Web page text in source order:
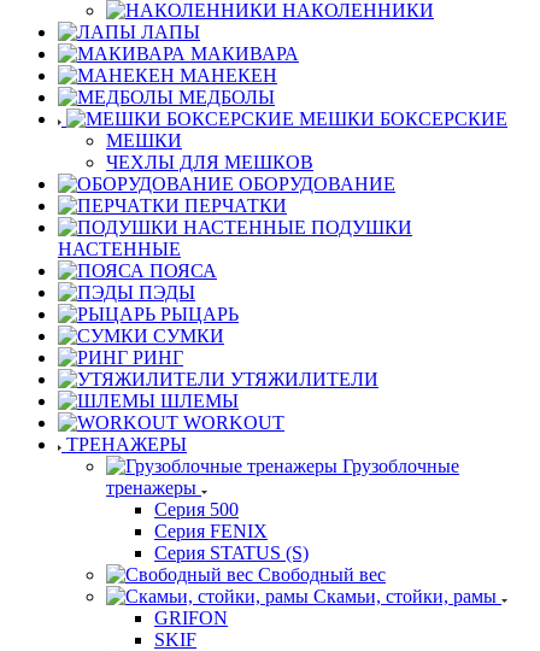
НАКОЛЕННИКИ
ЛАПЫ
МАКИВАРА
МАНЕКЕН
МЕДБОЛЫ
МЕШКИ БОКСЕРСКИЕ
МЕШКИ
ЧЕХЛЫ ДЛЯ МЕШКОВ
ОБОРУДОВАНИЕ
ПЕРЧАТКИ
ПОДУШКИ
НАСТЕННЫЕ
ПОЯСА
ПЭДЫ
РЫЦАРЬ
СУМКИ
РИНГ
УТЯЖИЛИТЕЛИ
ШЛЕМЫ
WORKOUT
ТРЕНАЖЕРЫ
Грузоблочные
тренажеры
Серия 500
Серия FENIX
Серия STATUS (S)
Свободный вес
Скамьи, стойки, рамы
GRIFON
SKIF